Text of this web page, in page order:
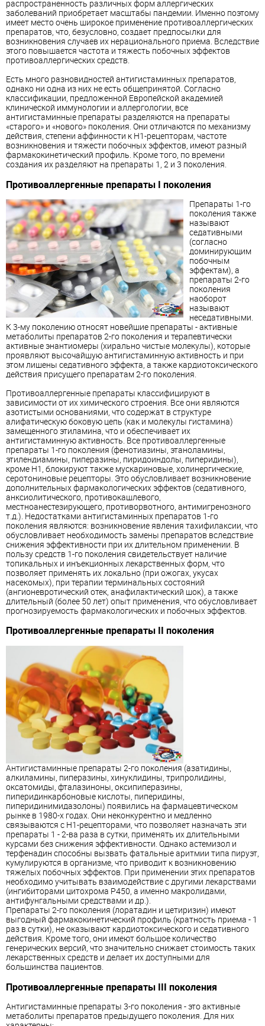
распространенность различных форм аллергических
заболеваний приобретает масштабы пандемии. Именно поэтому
имеет место очень широкое применение противоаллергических
препаратов, что, безусловно, создает предпосылки для
возникновения случаев их нерационального приема. Вследствие
этого повышается частота и тяжесть побочных эффектов
противоаллергических средств.
Есть много разновидностей антигистаминных препаратов,
однако ни одна из них не есть общепринятой. Согласно
классификации, предложенной Европейской академией
клинической иммунологии и аллергологии, все
антигистаминные препараты разделяются на препараты
«старого» и «нового» поколения. Они отличаются по механизму
действия, степени аффинности к Н1-рецепторам, частоте
возникновения и тяжести побочных эффектов, имеют разный
фармакокинетический профиль. Кроме того, по времени
создания их разделяют на препараты 1, 2 и 3 поколения.
Противоаллергенные препараты I поколения
Препараты 1-го
поколения также
называют
седативными
(согласно
доминирующим
побочным
эффектам), а
препараты 2-го
поколения
наоборот
называют
неседативными.
К 3-му поколению относят новейшие препараты - активные
метаболиты препаратов 2-го поколения и терапевтически
активные энантиомеры (хирально чистые молекулы), которые
проявляют высочайшую антигистаминную активность и при
этом лишены седативного эффекта, а также кардиотоксического
действия присущего препаратам 2-го поколения.
Противоаллергенные препараты классифицируют в
зависимости от их химического строения. Все они являются
азотистыми основаниями, что содержат в структуре
алифатическую боковую цепь (как и молекулы гистамина)
замещенного этиламина, что и обеспечивает их
антигистаминную активность. Все противоаллергенные
препараты 1-го поколения (фенотиазины, этаноламины,
этилендиамины, пиперазины, пиридоиндолы, пиперидины),
кроме Н1, блокируют также мускариновые, холинергические,
серотониновые рецепторы. Это обусловливает возникновение
дополнительных фармакологических эффектов (седативного,
анксиолитического, противокашлевого,
местноанестезирующего, противорвотного, антимигренозного
т.д.). Недостатками антигистаминных препаратов 1-го
поколения являются: возникновение явления тахифилаксии, что
обусловливает необходимость замены препаратов вследствие
снижения эффективности при их длительном применении. В
пользу средств 1-го поколения свидетельствует наличие
топикальных и инъекционных лекарственных форм, что
позволяет применять их локально (при ожогах, укусах
насекомых), при терапии терминальных состояний
(ангионевротический отек, анафилактический шок), а также
длительный (более 50 лет) опыт применения, что обусловливает
прогнозируемость фармакологических и побочных эффектов.
Противоаллергенные препараты II поколения
Антигистаминные препараты 2-го поколения (азатидины,
алкиламины, пиперазины, хинуклидины, трипролидины,
оксатомиды, фталазиноны, оксипиперазины,
пиперидинкарбоновые кислоты, пиперидины,
пиперидинимидазолоны) появились на фармацевтическом
рынке в 1980-х годах. Они неконкурентно и медленно
связываются с Н1-рецепторами, что позволяет назначать эти
препараты 1 - 2-ва раза в сутки, применять их длительными
курсами без снижения эффективности. Однако астемизол и
терфенадин способны вызвать фатальные аритмии типа пируэт,
кумулируются в организме, что приводит к возникновению
тяжелых побочных эффектов. При применении этих препаратов
необходимо учитывать взаимодействие с другими лекарствами
(ингибиторами цитохрома Р450, а именно макролидами,
антифунгальными средствами и др.).
Препараты 2-го поколения (лоратадин и цетиризин) имеют
выгодный фармакокинетический профиль (кратность приема - 1
раз в сутки), не оказывают кардиотоксического и седативного
действия. Кроме того, они имеют большое количество
генерических версий, что значительно снижает стоимость таких
лекарственных средств и делает их доступными для
большинства пациентов.
Противоаллергенные препараты III поколения
Антигистаминные препараты 3-го поколения - это активные
метаболиты препаратов предыдущего поколения. Для них